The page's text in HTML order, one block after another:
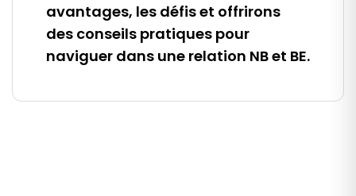
avantages, les défis et offrirons
des conseils pratiques pour
naviguer dans une relation NB et BE.